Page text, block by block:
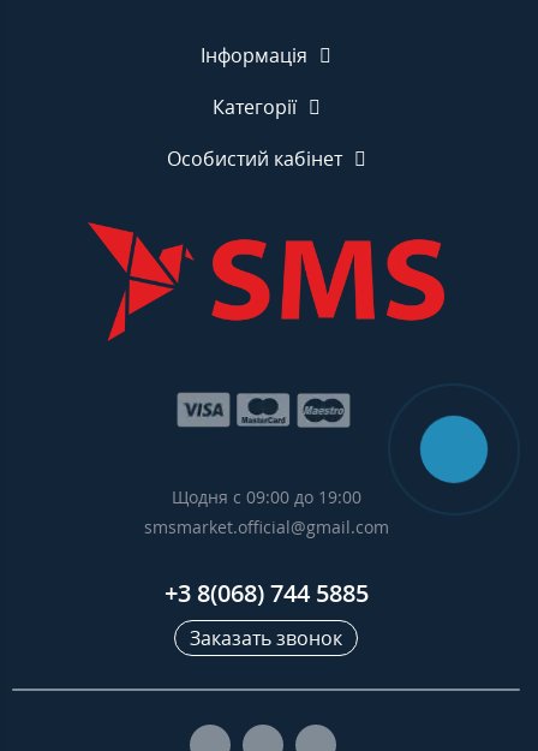
Інформація
Категорії
Особистий кабінет
Щодня с 09:00 до 19:00
smsmarket.official@gmail.com
+3 8(068) 744 5885
Заказать звонок